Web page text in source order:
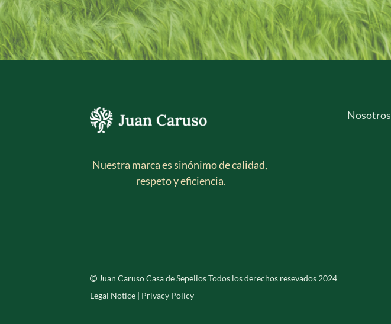
Nuestra marca es sinónimo de calidad,
respeto y eficiencia.
Nosotros
Juan Caruso Casa de SepeliosTodos los derechos resevados 2024
Legal Notice | Privacy Policy